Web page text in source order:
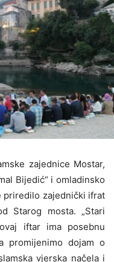
zajednice Mostar,
Bijedić“ i omladinsko
priredilo zajednički ifrat
Starog mosta. „Stari
iftar ima posebnu
promijenimo dojam o
vjerska načela i